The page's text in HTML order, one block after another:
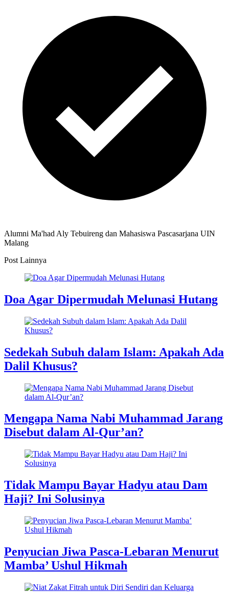
Alumni Ma'had Aly Tebuireng dan Mahasiswa Pascasarjana UIN
Malang
Post Lainnya
Doa Agar Dipermudah Melunasi Hutang
Sedekah Subuh dalam Islam: Apakah Ada
Dalil Khusus?
Mengapa Nama Nabi Muhammad Jarang
Disebut dalam Al-Qur’an?
Tidak Mampu Bayar Hadyu atau Dam
Haji? Ini Solusinya
Penyucian Jiwa Pasca-Lebaran Menurut
Mamba’ Ushul Hikmah